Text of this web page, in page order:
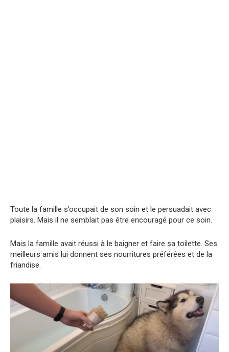
Toute la famille s’occupait de son soin et le persuadait avec
plaisirs. Mais il ne semblait pas être encouragé pour ce soin.
Mais la famille avait réussi à le baigner et faire sa toilette. Ses
meilleurs amis lui donnent ses nourritures préférées et de la
friandise.